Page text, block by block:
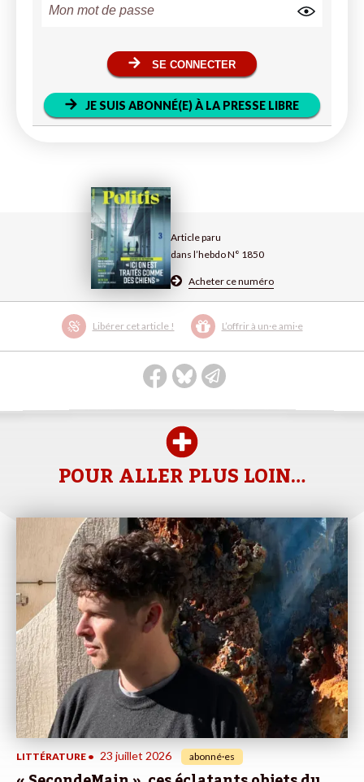
Article paru
dans l’hebdo N° 1850
Acheter ce numéro
Libérer cet article ! L’offrir à un·e ami·e
SE CONNECTER
JE SUIS ABONNÉ(E) À LA PRESSE LIBRE
POUR ALLER PLUS LOIN…
LITTÉRATURE • 23 juillet 2026 abonné·es